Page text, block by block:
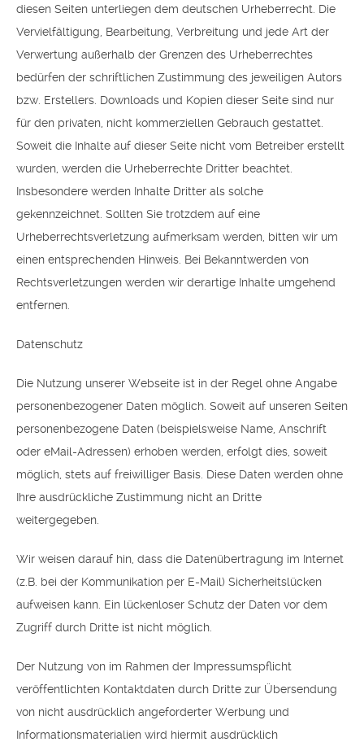
diesen Seiten unterliegen dem deutschen Urheberrecht. Die
Vervielfältigung, Bearbeitung, Verbreitung und jede Art der
Verwertung außerhalb der Grenzen des Urheberrechtes
bedürfen der schriftlichen Zustimmung des jeweiligen Autors
bzw. Erstellers. Downloads und Kopien dieser Seite sind nur
für den privaten, nicht kommerziellen Gebrauch gestattet.
Soweit die Inhalte auf dieser Seite nicht vom Betreiber erstellt
wurden, werden die Urheberrechte Dritter beachtet.
Insbesondere werden Inhalte Dritter als solche
gekennzeichnet. Sollten Sie trotzdem auf eine
Urheberrechtsverletzung aufmerksam werden, bitten wir um
einen entsprechenden Hinweis. Bei Bekanntwerden von
Rechtsverletzungen werden wir derartige Inhalte umgehend
entfernen.
Datenschutz
Die Nutzung unserer Webseite ist in der Regel ohne Angabe
personenbezogener Daten möglich. Soweit auf unseren Seiten
personenbezogene Daten (beispielsweise Name, Anschrift
oder eMail-Adressen) erhoben werden, erfolgt dies, soweit
möglich, stets auf freiwilliger Basis. Diese Daten werden ohne
Ihre ausdrückliche Zustimmung nicht an Dritte
weitergegeben.
Wir weisen darauf hin, dass die Datenübertragung im Internet
(z.B. bei der Kommunikation per E-Mail) Sicherheitslücken
aufweisen kann. Ein lückenloser Schutz der Daten vor dem
Zugriff durch Dritte ist nicht möglich.
Der Nutzung von im Rahmen der Impressumspflicht
veröffentlichten Kontaktdaten durch Dritte zur Übersendung
von nicht ausdrücklich angeforderter Werbung und
Informationsmaterialien wird hiermit ausdrücklich